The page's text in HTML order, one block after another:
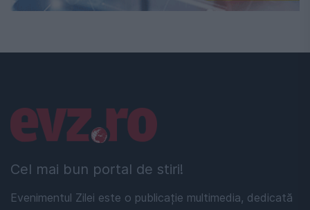
Cel mai bun portal de stiri!
Evenimentul Zilei este o publicație multimedia, dedicată
Linkuri utile